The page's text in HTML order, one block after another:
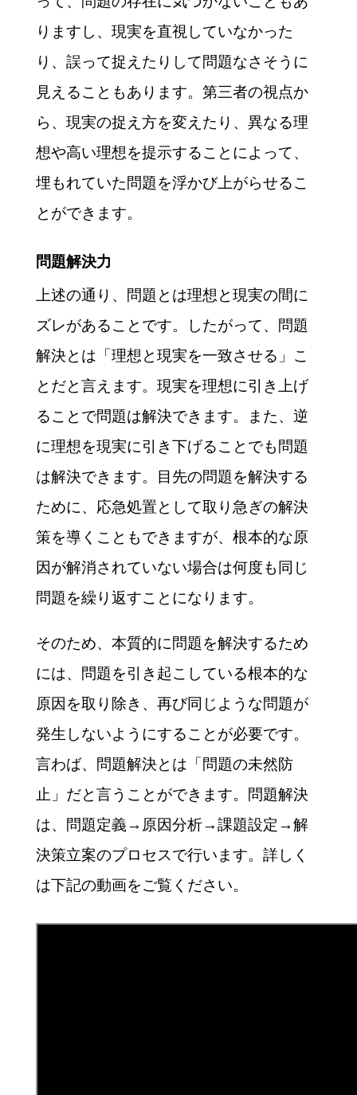
りますし、現実を直視していなかった
り、誤って捉えたりして問題なさそうに
見えることもあります。第三者の視点か
ら、現実の捉え方を変えたり、異なる理
想や高い理想を提示することによって、
埋もれていた問題を浮かび上がらせるこ
とができます。
問題解決力
上述の通り、問題とは理想と現実の間に
ズレがあることです。したがって、問題
解決とは「理想と現実を一致させる」こ
とだと言えます。現実を理想に引き上げ
ることで問題は解決できます。また、逆
に理想を現実に引き下げることでも問題
は解決できます。目先の問題を解決する
ために、応急処置として取り急ぎの解決
策を導くこともできますが、根本的な原
因が解消されていない場合は何度も同じ
問題を繰り返すことになります。
そのため、本質的に問題を解決するため
には、問題を引き起こしている根本的な
原因を取り除き、再び同じような問題が
発生しないようにすることが必要です。
言わば、問題解決とは「問題の未然防
止」だと言うことができます。問題解決
は、問題定義→原因分析→課題設定→解
決策立案のプロセスで行います。詳しく
は下記の動画をご覧ください。